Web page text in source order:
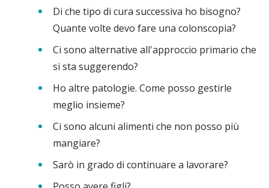
Di che tipo di cura successiva ho bisogno?
Quante volte devo fare una colonscopia?
Ci sono alternative all'approccio primario che
si sta suggerendo?
Ho altre patologie. Come posso gestirle
meglio insieme?
Ci sono alcuni alimenti che non posso più
mangiare?
Sarò in grado di continuare a lavorare?